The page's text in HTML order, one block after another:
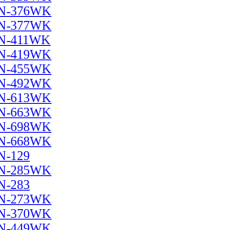
376WK
377WK
411WK
419WK
455WK
492WK
613WK
663WK
698WK
668WK
129
285WK
283
273WK
370WK